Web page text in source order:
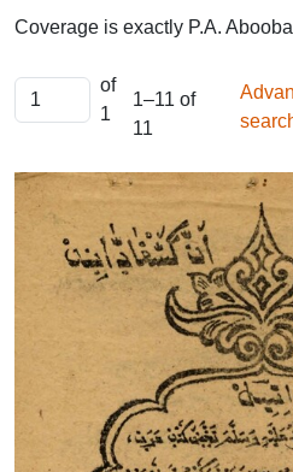
Coverage is exactly P.A.
of
1
1–11 of
11